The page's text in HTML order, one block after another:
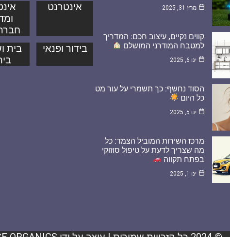
מרץ 31, 2025
קווים נקיים, עיצוב חכם: המדריך
למטבח המודרני המושלם
ינו 6, 2025
הסוד נחשף: כך תשמרי על עור מט
כל היום
ינו 5, 2025
מרכז השירות המוביל הצמד: כל
מה שצריך לדעת על טיפול סוזוקי
בפתח תקווה
ינו 1, 2025
אינטרנט
בידור ופנאי
בית